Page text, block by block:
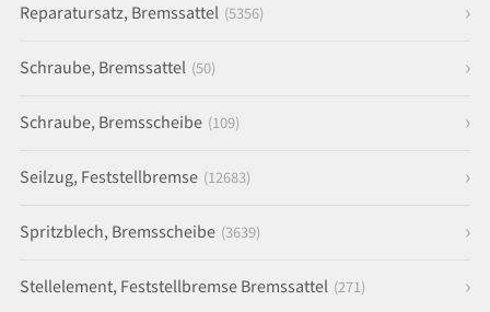
Reparatursatz, Bremssattel (5356)
Schraube, Bremssattel (50)
Schraube, Bremsscheibe (109)
Seilzug, Feststellbremse (12683)
Spritzblech, Bremsscheibe (3639)
Stellelement, Feststellbremse Bremssattel (271)